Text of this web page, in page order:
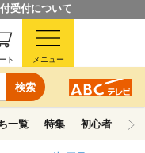
受付について
検索
ト メニュー
一覧 特集 初心者ガイド